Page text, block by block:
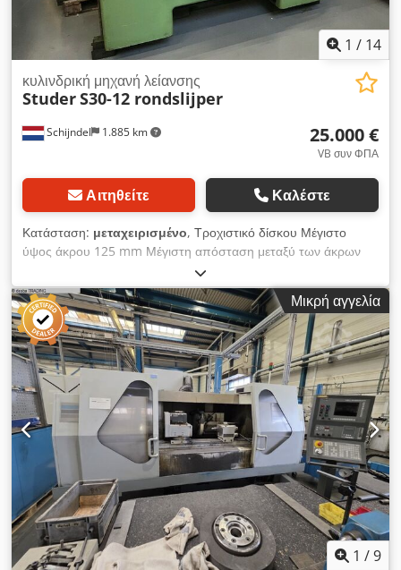
1 / 14
Schijndel 1.885 km
κυλινδρική μηχανή λείανσης
StuderS30-12 rondslijper
25.000 €
VB συν ΦΠΑ
Αιτηθείτε Καλέστε
Κατάσταση: μεταχειρισμένο, Τροχιστικό δίσκου Μέγιστο
ύψος άκρου 125 mm Μέγιστη απόσταση μεταξύ των άκρων
650 mm Διάμετρος τροχού λείανσης 250 mm Διάμετρος
δίσκου λείανσης 400 mm Συνολική απαιτούμενη ισχύς 8 kW
Βάρος περίπου 2500 kg Αυτό είναι ένα μηχάνημα της
Machines4you. Dksdpsgfqn Nsfx Acisr
Μικρή αγγελία
1 /9